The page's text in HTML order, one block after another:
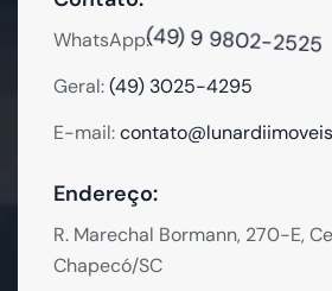
WhatsApp:(49) 9 9802-2525
Geral:(49) 3025-4295
E-mail:
Endereço:
R. Marechal Bormann, 270-E,
Chapecó/SC